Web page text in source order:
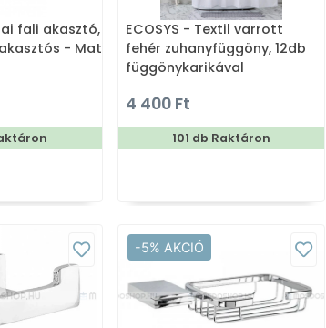
fali akasztó,
- Matt
ECOSYS - Textil varrott
fehér zuhanyfüggöny, 12db
függönykarikával
4 400 Ft
101 db Raktáron
-5% AKCIÓ